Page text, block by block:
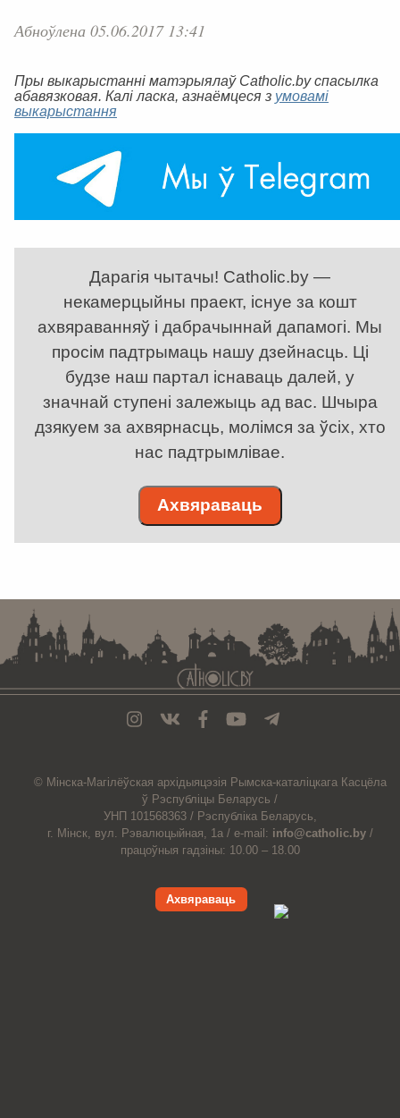
Абноўлена 05.06.2017 13:41
Пры выкарыстанні матэрыялаў Catholic.by спасылка
абавязковая. Калі ласка, азнаёмцеся з умовамі
выкарыстання
Дарагія чытачы! Catholic.by —
некамерцыйны праект, існуе за кошт
ахвяраванняў і дабрачыннай дапамогі. Мы
просім падтрымаць нашу дзейнасць. Ці
будзе наш партал існаваць далей, у
значнай ступені залежыць ад вас. Шчыра
дзякуем за ахвярнасць, молімся за ўсіх, хто
нас падтрымлівае.
Ахвяраваць
© Мiнска-Магiлёўская архiдыяцэзiя Рымска-каталіцкага Касцёла
ў Рэспубліцы Беларусь /
УНП 101568363 / Рэспубліка Беларусь,
г. Мінск, вул. Рэвалюцыйная, 1а / e-mail: info@catholic.by /
працоўныя гадзіны: 10.00 – 18.00
Ахвяраваць